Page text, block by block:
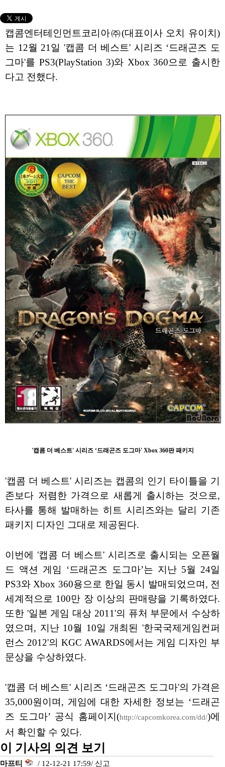
캡콤엔터테인먼트코리아㈜(대표이사 오치 유이치)
는 12월 21일 '캡콤 더 베스트' 시리즈 ‘드래곤즈 도
그마'를 PS3(PlayStation 3)와 Xbox 360으로 출시한
다고 전했다.
'캡콤 더 베스트' 시리즈 ‘드래곤즈 도그마' Xbox 360판 패키지
'캡콤 더 베스트' 시리즈는 캡콤의 인기 타이틀을 기
존보다 저렴한 가격으로 새롭게 출시하는 것으로,
타사를 통해 발매하는 히트 시리즈와는 달리 기존
패키지 디자인 그대로 제공된다.
이번에 '캡콤 더 베스트' 시리즈로 출시되는 오픈월
드 액션 게임 ‘드래곤즈 도그마’는 지난 5월 24일
PS3와 Xbox 360용으로 한일 동시 발매되었으며, 전
세계적으로 100만 장 이상의 판매량을 기록하였다.
또한 '일본 게임 대상 2011'의 퓨처 부문에서 수상하
였으며, 지난 10월 10일 개최된 '한국국제게임컨퍼
런스 2012'의 KGC AWARDS에서는 게임 디자인 부
문상을 수상하였다.
'캡콤 더 베스트' 시리즈 ‘드래곤즈 도그마'의 가격은
35,000원이며, 게임에 대한 자세한 정보는 ‘드래곤
즈 도그마’ 공식 홈페이지(http://capcomkorea.com/dd/)에
서 확인할 수 있다.
이 기사의 의견 보기
마프티 / 12-12-21 17:59/ 신고